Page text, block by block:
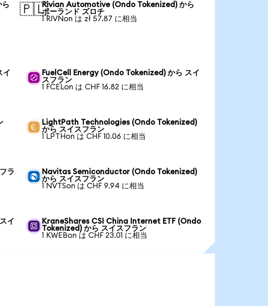
🇵🇱Rivian Automotive (Ondo Tokenized) から
ポーランド ズロチ
1 RIVNon は zł 57.87 に相当
イ
FuelCell Energy (Ondo Tokenized) から スイ
スフラン
1 FCELon は CHF 16.82 に相当
LightPath Technologies (Ondo Tokenized)
から スイスフラン
1 LPTHon は CHF 10.06 に相当
ラ
Navitas Semiconductor (Ondo Tokenized)
から スイスフラン
1 NVTSon は CHF 9.94 に相当
イ
KraneShares CSI China Internet ETF (Ondo
Tokenized) から スイスフラン
1 KWEBon は CHF 23.01 に相当